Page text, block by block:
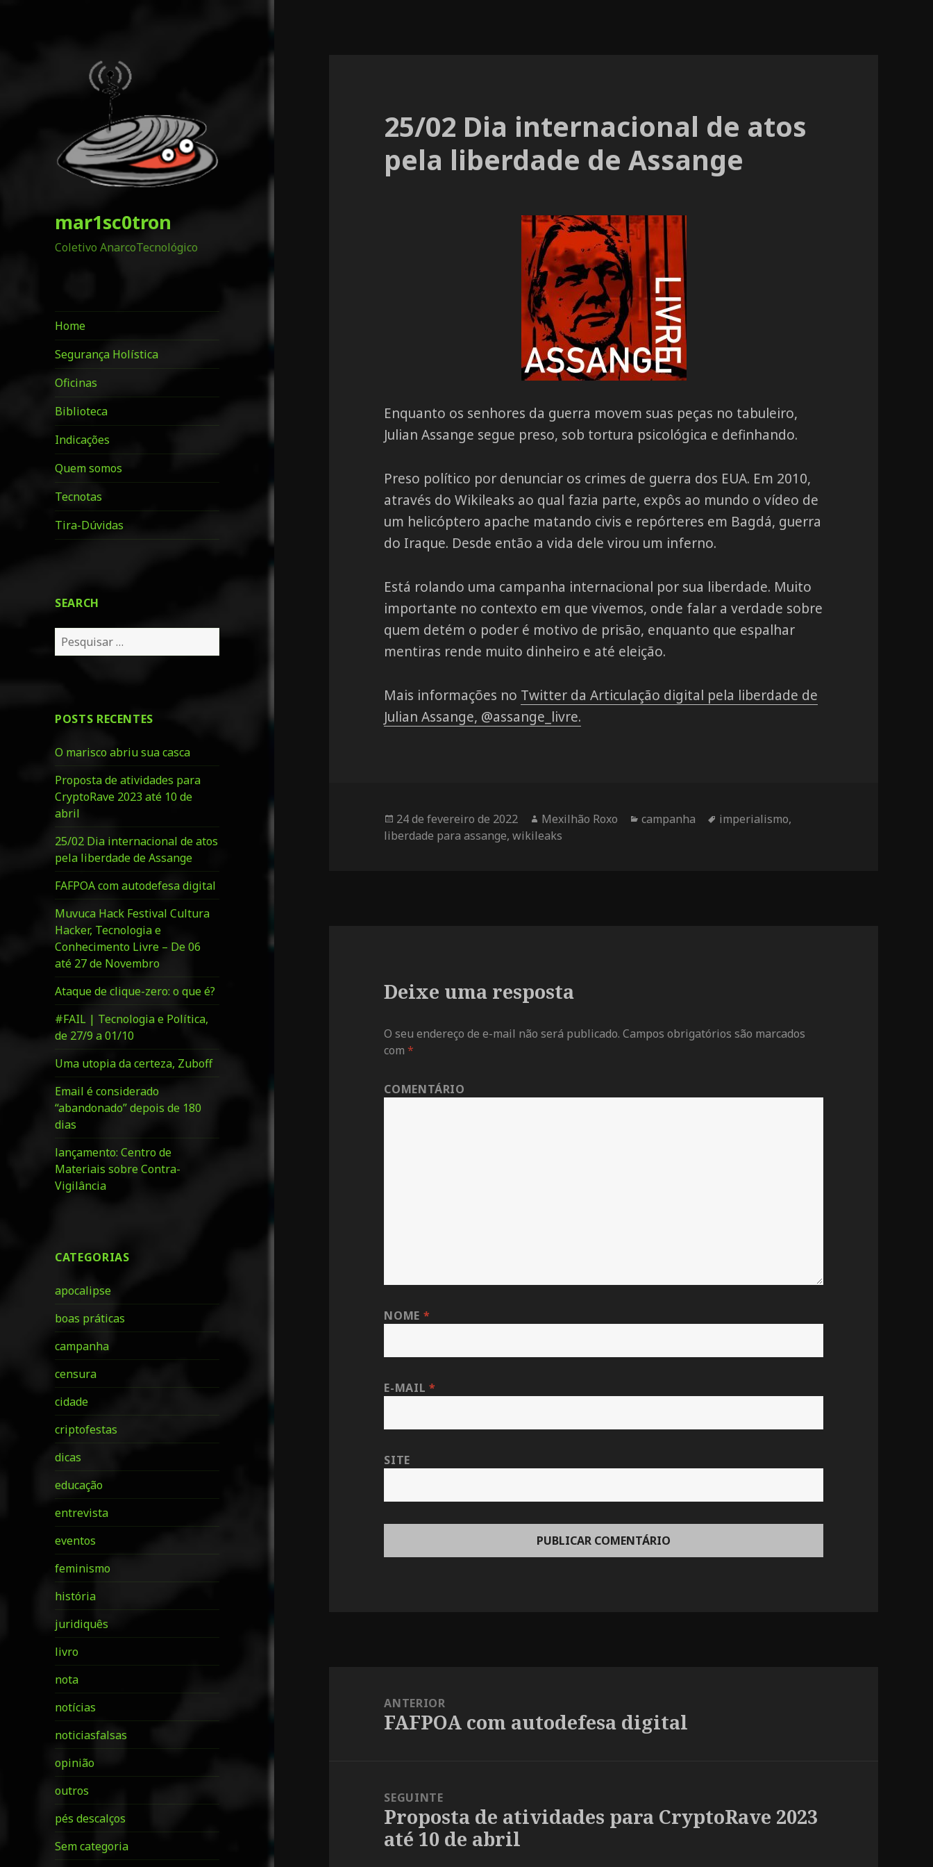
mar1sc0tron
Coletivo AnarcoTecnológico
Home
Segurança Holística
Oficinas
Biblioteca
Indicações
Quem somos
Tecnotas
Tira-Dúvidas
SEARCH
P
e
i
a
r
p
o
r
:
POSTS RECENTES
O marisco abriu sua casca
Proposta de atividades para
CryptoRave 2023 até 10 de
abril
25/02 Dia internacional de atos
pela liberdade de Assange
FAFPOA com autodefesa digital
Muvuca Hack Festival Cultura
Hacker, Tecnologia e
Conhecimento Livre – De 06
até 27 de Novembro
Ataque de clique-zero: o que é?
#FAIL | Tecnologia e Política,
de 27/9 a 01/10
Uma utopia da certeza, Zuboff
Email é considerado
“abandonado” depois de 180
dias
lançamento: Centro de
Materiais sobre Contra-
Vigilância
CATEGORIAS
apocalipse
boas práticas
campanha
censura
cidade
criptofestas
dicas
educação
entrevista
eventos
feminismo
história
juridiquês
livro
nota
notícias
noticiasfalsas
opinião
outros
pés descalços
Sem categoria
25/02 Dia internacional de atos
pela liberdade de Assange
Enquanto os senhores da guerra movem suas peças no tabuleiro,
Julian Assange segue preso, sob tortura psicológica e definhando.
Preso político por denunciar os crimes de guerra dos EUA. Em 2010,
através do Wikileaks ao qual fazia parte, expôs ao mundo o vídeo de
um helicóptero apache matando civis e repórteres em Bagdá, guerra
do Iraque. Desde então a vida dele virou um inferno.
Está rolando uma campanha internacional por sua liberdade. Muito
importante no contexto em que vivemos, onde falar a verdade sobre
quem detém o poder é motivo de prisão, enquanto que espalhar
mentiras rende muito dinheiro e até eleição.
Mais informações no Twitter da Articulação digital pela liberdade de
Julian Assange, @assange_livre.
Publicado
em
24 de fevereiro de 2022 Autor
Mexilhão Roxo Categorias
campanha Tags
imperialismo,
liberdade para assange,wikileaks
Deixe uma resposta
O seu endereço de e-mail não será publicado. Campos obrigatórios são marcados
com*
COMENTÁRIO
NOME *
E-MAIL *
SITE
ANTERIOR
Post
FAFPOA com autodefesa digital
SEGUINTE
Próximo
post:
Proposta de atividades para CryptoRave 2023
até 10 de abril